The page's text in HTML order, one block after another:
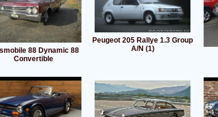
88 Dynamic 88
Convertible
Peugeot 205 Rallye 1.3 Group
A/N (1)